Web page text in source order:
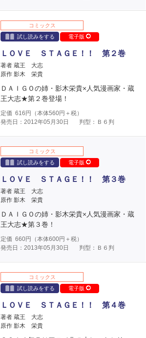
コミックス
試し読みをする
電子版
ＬＯＶＥ ＳＴＡＧＥ！！ 第２巻
著者 蔵王 大志
原作 影木 栄貴
ＤＡＩＧＯの姉・影木栄貴×人気漫画家・蔵
王大志★第２巻登場！
定価 616 円（本体560円＋税）
発売日：2012年05月30日
判型：Ｂ６判
コミックス
試し読みをする
電子版
ＬＯＶＥ ＳＴＡＧＥ！！ 第３巻
著者 蔵王 大志
原作 影木 栄貴
ＤＡＩＧＯの姉・影木栄貴×人気漫画家・蔵
王大志★第３巻！
定価 660円（本体600円＋税）
発売日：2013年05月30日
判型：Ｂ６判
コミックス
試し読みをする
電子版
ＬＯＶＥ ＳＴＡＧＥ！！ 第４巻
著者 蔵王 大志
原作 影木 栄貴